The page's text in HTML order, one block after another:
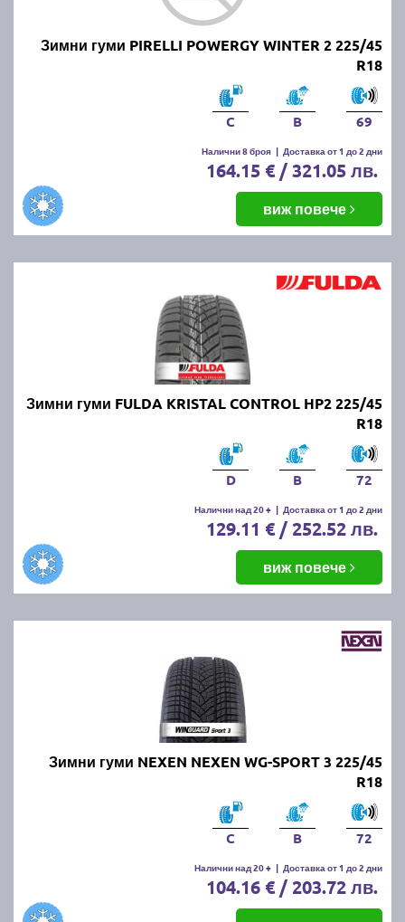
Зимни гуми PIRELLI POWERGY WINTER 2 225/45
R18
C B 69
Налични 8 броя | Доставка от 1 до 2 дни
164.15 € / 321.05 лв.
виж повече
Зимни гуми FULDA KRISTAL CONTROL HP2 225/45
R18
D B 72
Налични над 20 + | Доставка от 1 до 2 дни
129.11 € / 252.52 лв.
виж повече
Зимни гуми NEXEN NEXEN WG-SPORT 3 225/45
R18
C B 72
Налични над 20 + | Доставка от 1 до 2 дни
104.16 € / 203.72 лв.